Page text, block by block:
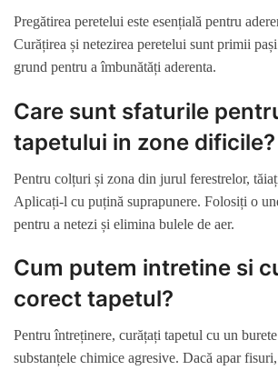
Pregătirea peretelui este esențială pentru
Curățirea și netezirea peretelui sunt primii
grund pentru a îmbunătăți aderenta.
Care sunt sfaturile
tapetului in zone dificile?
Pentru colțuri și zona din jurul ferestrelor,
Aplicați-l cu puțină suprapunere. Folosiți o
pentru a netezi și elimina bulele de aer.
Cum putem intretine si
corect tapetul?
Pentru întreținere, curățați tapetul cu un
substanțele chimice agresive. Dacă apar